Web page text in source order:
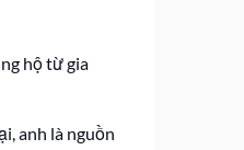
hộ từ gia
anh là nguồn